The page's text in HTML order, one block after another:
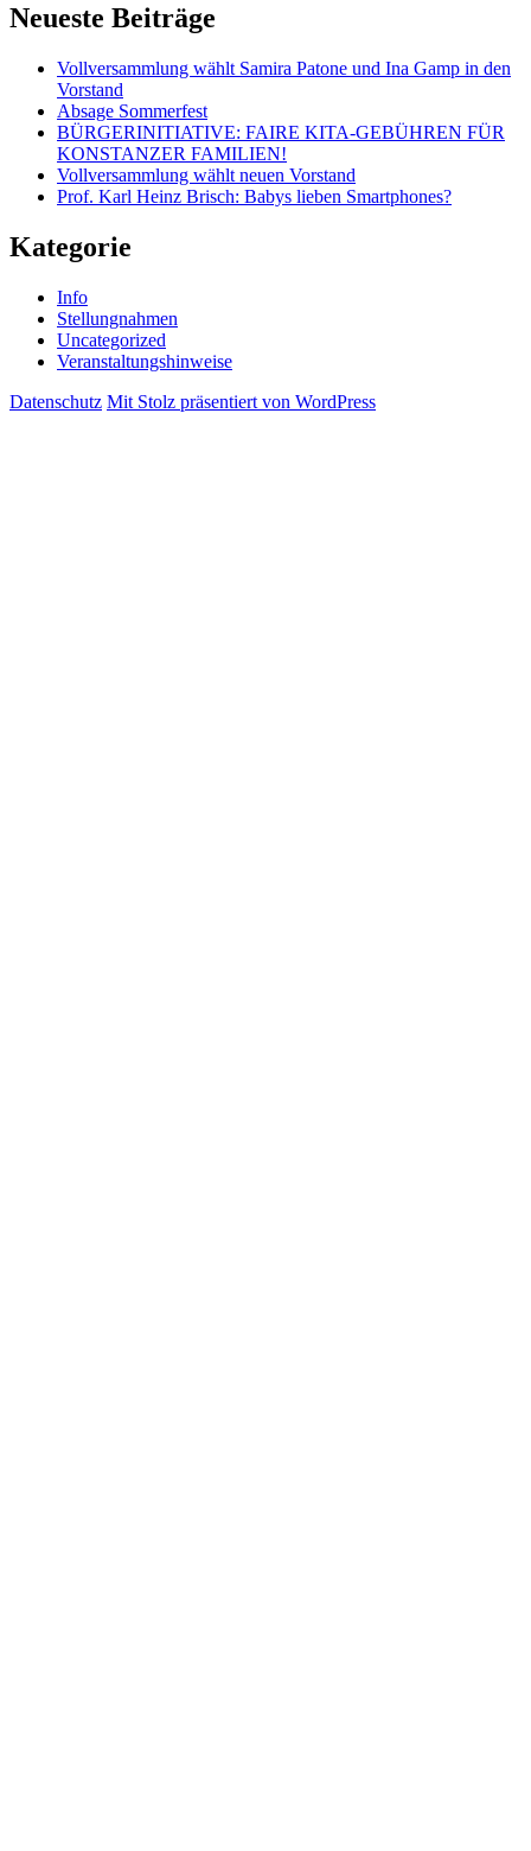
Neueste Beiträge
Vollversammlung wählt Samira Patone und Ina Gamp in den
Vorstand
Absage Sommerfest
BÜRGERINITIATIVE: FAIRE KITA-GEBÜHREN FÜR
KONSTANZER FAMILIEN!
Vollversammlung wählt neuen Vorstand
Prof. Karl Heinz Brisch: Babys lieben Smartphones?
Kategorie
Info
Stellungnahmen
Uncategorized
Veranstaltungshinweise
Datenschutz Mit Stolz präsentiert von WordPress